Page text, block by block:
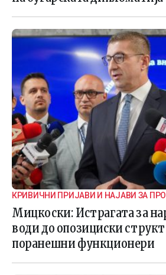
КРИВИЧНИ ПРИЈАВИ И НАЈАВИ ЗА
ИСТРАГАТА
Мицкоски: Истрагата за
води до опозициски
поранешни функционери